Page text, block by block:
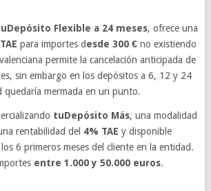
Flexible a 24 meses, ofrece una
para importes desde 300 € no existiendo
permite la cancelación anticipada de
sin embargo en los depósitos a 6, 12 y 24
quedaría mermada en un punto.
tuDepósito Más, una modalidad
rentabilidad del 4% TAE y disponible
6 primeros meses del cliente en la entidad.
entre 1.000 y 50.000 euros.